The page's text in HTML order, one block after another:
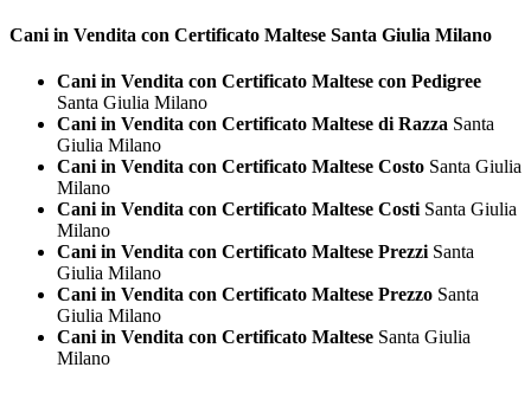
Cani in Vendita con Certificato Maltese Santa Giulia Milano
Cani in Vendita con Certificato Maltese con Pedigree
Santa Giulia Milano
Cani in Vendita con Certificato Maltese di Razza Santa
Giulia Milano
Cani in Vendita con Certificato Maltese Costo Santa Giulia
Milano
Cani in Vendita con Certificato Maltese CostiSanta Giulia
Milano
Cani in Vendita con Certificato Maltese PrezziSanta
Giulia Milano
Cani in Vendita con Certificato Maltese Prezzo Santa
Giulia Milano
Cani in Vendita con Certificato Maltese Santa Giulia
Milano